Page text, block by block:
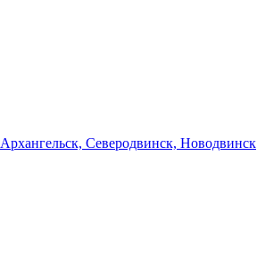
Архангельск, Северодвинск, Новодвинск